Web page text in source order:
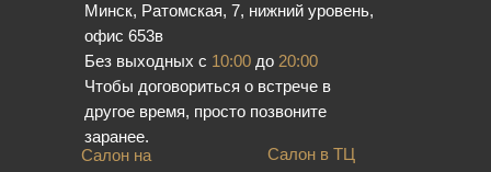
Минск, Ратомская, 7, нижний уровень,
офис 653в
Без выходных с 10:00 до 20:00
Чтобы договориться о встрече в
другое время, просто позвоните
заранее.
Салон на
Салон в ТЦ